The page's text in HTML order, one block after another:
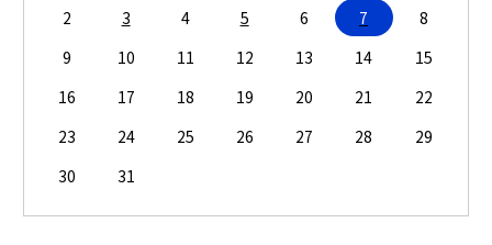
2
3 4 5 6 7
8
9
10 11 12 13 14
15
16
17 18 19 20 21
22
23
24 25 26 27 28
29
30
31